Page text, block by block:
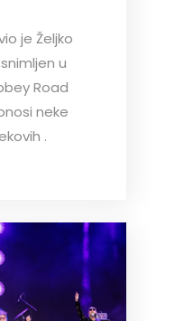
je Željko
u
Road
neke
.